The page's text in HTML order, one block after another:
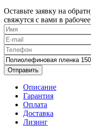
Оставьте заявку на
свяжутся с вами в
Отправить
Описание
Гарантия
Оплата
Доставка
Лизинг